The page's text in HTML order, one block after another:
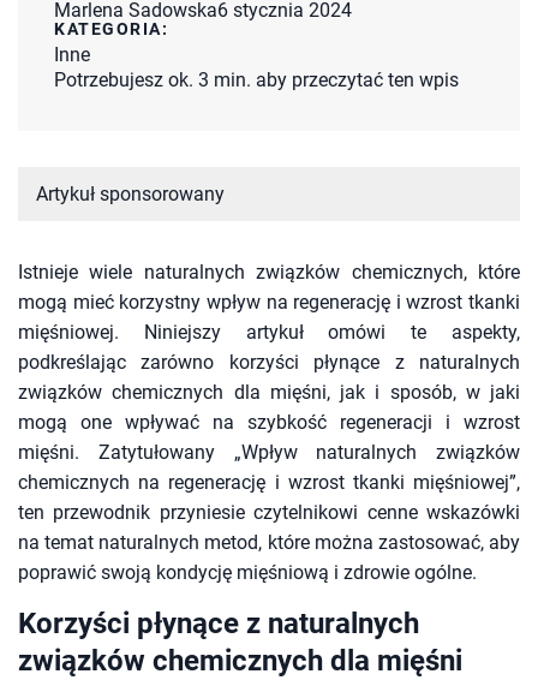
Marlena Sadowska6 stycznia 2024
KATEGORIA:
Inne
Potrzebujesz ok. 3 min. aby przeczytać ten wpis
Artykuł sponsorowany
Istnieje wiele naturalnych związków chemicznych, które
mogą mieć korzystny wpływ na regenerację i wzrost tkanki
mięśniowej. Niniejszy artykuł omówi te aspekty,
podkreślając zarówno korzyści płynące z naturalnych
związków chemicznych dla mięśni, jak i sposób, w jaki
mogą one wpływać na szybkość regeneracji i wzrost
mięśni. Zatytułowany „Wpływ naturalnych związków
chemicznych na regenerację i wzrost tkanki mięśniowej”,
ten przewodnik przyniesie czytelnikowi cenne wskazówki
na temat naturalnych metod, które można zastosować, aby
poprawić swoją kondycję mięśniową i zdrowie ogólne.
Korzyści płynące z naturalnych
związków chemicznych dla mięśni